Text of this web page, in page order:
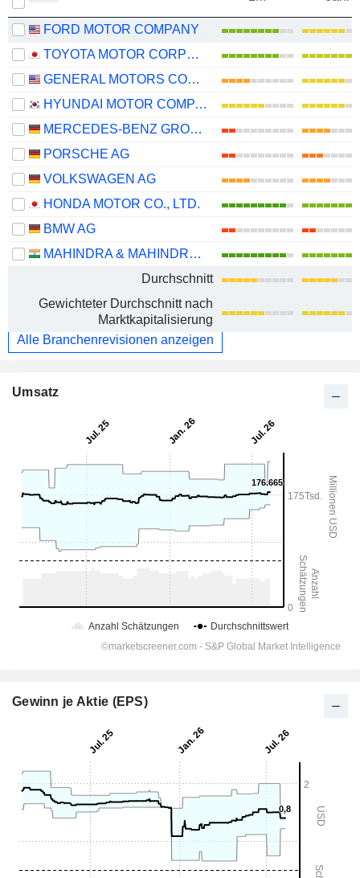
FORD MOTOR COMPANY
TOYOTA MOTOR CORPORATION
GENERAL MOTORS COMPANY
HYUNDAI MOTOR COMPANY
MERCEDES-BENZ GROUP AG
PORSCHE AG
VOLKSWAGEN AG
HONDA MOTOR CO., LTD.
BMW AG
MAHINDRA & MAHINDRA LIMITED
Durchschnitt
Gewichteter Durchschnitt nach
Marktkapitalisierung
Alle Branchenrevisionen anzeigen
Umsatz
Gewinn je Aktie (EPS)